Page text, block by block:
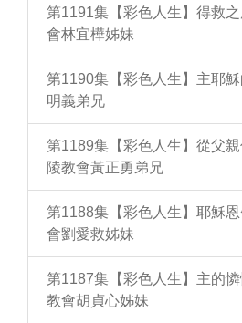
第1191集【彩色人生】得救
會林宜樺姊妹
第1190集【彩色人生】主耶
明義弟兄
第1189集【彩色人生】從父
陵教會黃正勇弟兄
第1188集【彩色人生】耶穌
會劉愛救姊妹
第1187集【彩色人生】主的
教會胡貞心姊妹